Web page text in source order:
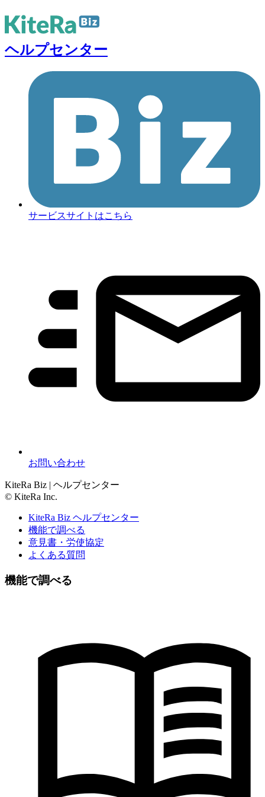
ヘルプセンター
サービスサイトはこちら
お問い合わせ
KiteRa Biz | ヘルプセンター
© KiteRa Inc.
KiteRa Biz ヘルプセンター
機能で調べる
意見書・労使協定
よくある質問
機能で調べる